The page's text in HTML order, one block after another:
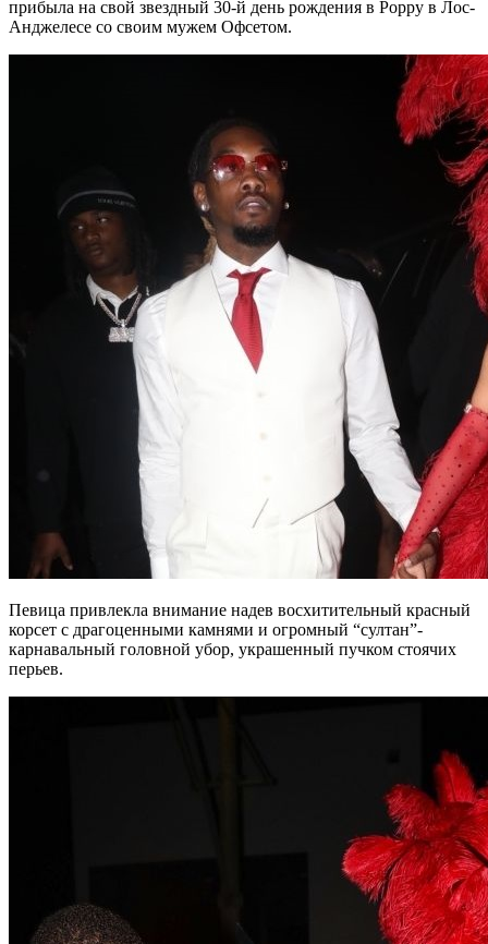
прибыла на свой звездный 30-й день рождения в Poppy в Лос-
Анджелесе со своим мужем Офсетом.
Певица привлекла внимание надев восхитительный красный
корсет с драгоценными камнями и огромный “султан”-
карнавальный головной убор, украшенный пучком стоячих
перьев.